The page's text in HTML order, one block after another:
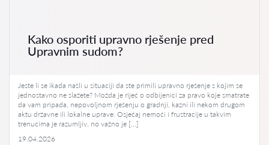
Kako osporiti upravno rješenje pred
Upravnim sudom?
Jeste li se ikada našli u situaciji da ste primili upravno rješenje s kojim se
jednostavno ne slažete? Možda je riječ o odbijenici za pravo koje smatrate
da vam pripada, nepovoljnom rješenju o gradnji, kazni ili nekom drugom
aktu državne ili lokalne uprave. Osjećaj nemoći i frustracije u takvim
trenucima je razumljiv, no važno je […]
19.04.2026